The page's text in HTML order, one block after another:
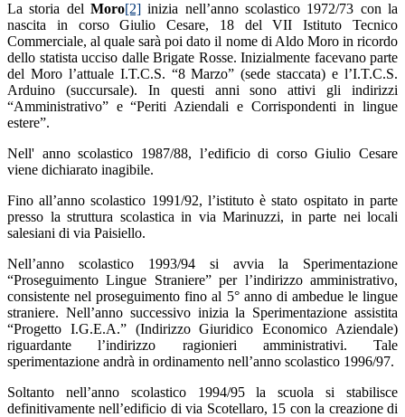
La storia del Moro[2] inizia nell’anno scolastico 1972/73 con la
nascita in corso Giulio Cesare, 18 del VII Istituto Tecnico
Commerciale, al quale sarà poi dato il nome di Aldo Moro in ricordo
dello statista ucciso dalle Brigate Rosse. Inizialmente facevano parte
del Moro l’attuale I.T.C.S. “8 Marzo” (sede staccata) e l’I.T.C.S.
Arduino (succursale). In questi anni sono attivi gli indirizzi
“Amministrativo” e “Periti Aziendali e Corrispondenti in lingue
estere”.
Nell' anno scolastico 1987/88, l’edificio di corso Giulio Cesare
viene dichiarato inagibile.
Fino all’anno scolastico 1991/92, l’istituto è stato ospitato in parte
presso la struttura scolastica in via Marinuzzi, in parte nei locali
salesiani di via Paisiello.
Nell’anno scolastico 1993/94 si avvia la Sperimentazione
“Proseguimento Lingue Straniere” per l’indirizzo amministrativo,
consistente nel proseguimento fino al 5° anno di ambedue le lingue
straniere. Nell’anno successivo inizia la Sperimentazione assistita
“Progetto I.G.E.A.” (Indirizzo Giuridico Economico Aziendale)
riguardante l’indirizzo ragionieri amministrativi. Tale
sperimentazione andrà in ordinamento nell’anno scolastico 1996/97.
Soltanto nell’anno scolastico 1994/95 la scuola si stabilisce
definitivamente nell’edificio di via Scotellaro, 15 con la creazione di